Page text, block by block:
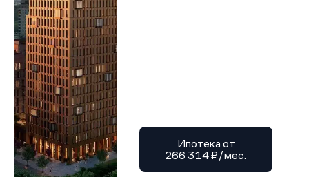
Ипотека от
266 314 ₽/мес.